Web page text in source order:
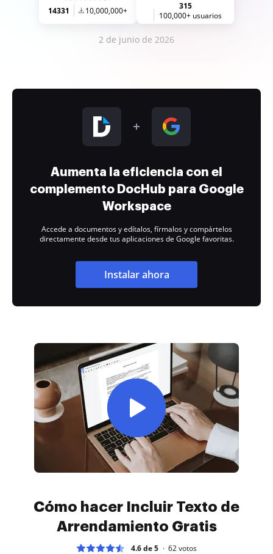
14331 10,000,000+
315
100,000+ usuarios
2 de junio de 2026
Aumenta la eficiencia con el
complemento DocHub para Google
Workspace
Accede a documentos y edítalos, fírmalos y compártelos
directamente desde tus aplicaciones de Google favoritas.
Instalar ahora
Cómo hacer Incluir Texto de
Arrendamiento Gratis
4.6 de 5 62votos